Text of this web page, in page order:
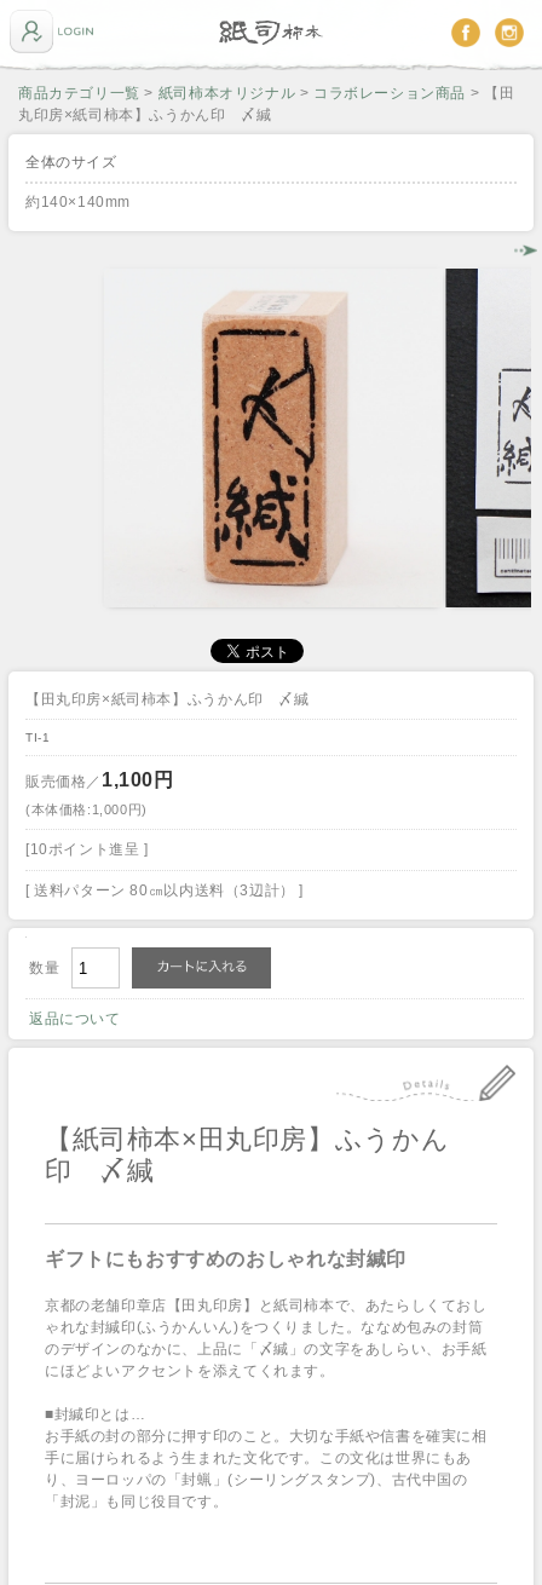
商品カテゴリ一覧 > 紙司柿本オリジナル > コラボレーション商品 > 【田
丸印房×紙司柿本】ふうかん印 〆緘
全体のサイズ
約140×140mm
【田丸印房×紙司柿本】ふうかん印 〆緘
TI-1
販売価格／ 1,100円
(本体価格:1,000円)
[10ポイント進呈 ]
[ 送料パターン 80㎝以内送料（3辺計） ]
数量
返品について
【紙司柿本×田丸印房】ふうかん
印 〆緘
ギフトにもおすすめのおしゃれな封緘印
京都の老舗印章店【田丸印房】と紙司柿本で、あたらしくておし
ゃれな封緘印(ふうかんいん)をつくりました。ななめ包みの封筒
のデザインのなかに、上品に「〆緘」の文字をあしらい、お手紙
にほどよいアクセントを添えてくれます。
■封緘印とは…
お手紙の封の部分に押す印のこと。大切な手紙や信書を確実に相
手に届けられるよう生まれた文化です。この文化は世界にもあ
り、ヨーロッパの「封蝋」(シーリングスタンプ)、古代中国の
「封泥」も同じ役目です。